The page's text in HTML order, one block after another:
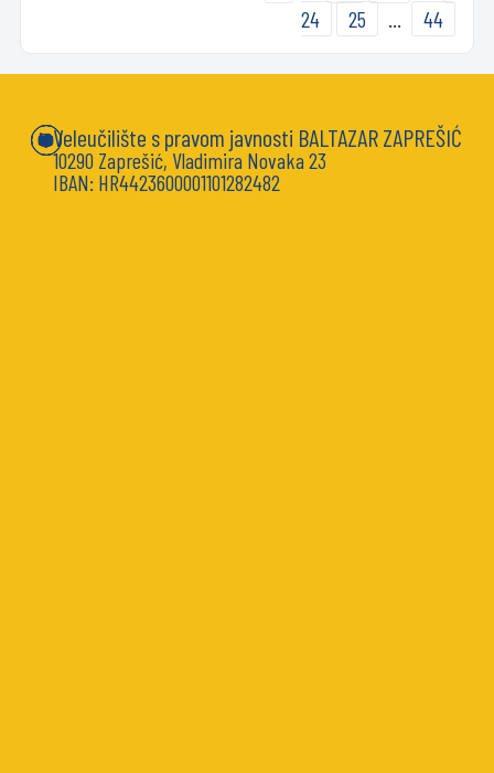
24
25 … 44
Veleučilište s pravom javnosti BALTAZAR ZAPREŠIĆ
10290 Zaprešić, Vladimira Novaka 23
IBAN: HR4423600001101282482